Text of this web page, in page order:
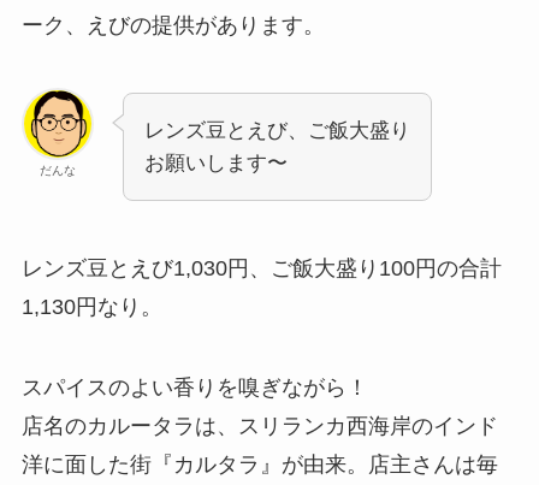
ーク、えびの提供があります。
だんな
レンズ豆とえび、ご飯大盛り
お願いします〜
レンズ豆とえび1,030円、ご飯大盛り100円の合計
1,130円なり。
スパイスのよい香りを嗅ぎながら！
店名のカルータラは、スリランカ西海岸のインド
洋に面した街『カルタラ』が由来。店主さんは毎